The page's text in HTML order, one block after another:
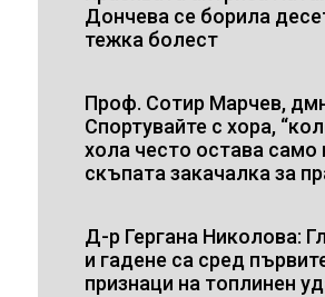
Дончева се борила
тежка болест
Проф. Сотир Марчев,
Спортувайте с хора,
хола често остава само
скъпата закачалка за
Д-р Гергана Николова:
и гадене са сред
признаци на топлинен